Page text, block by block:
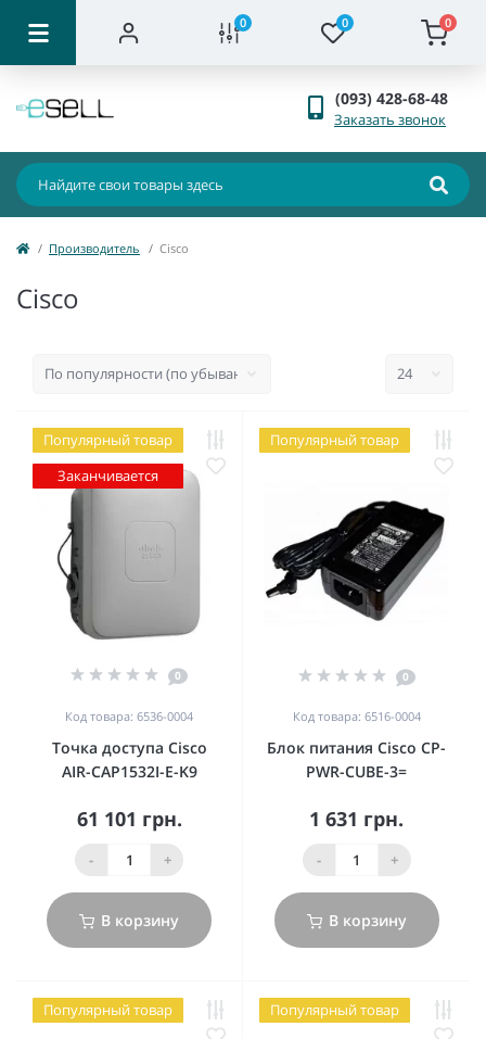
0 0 0
(093) 428-68-48
Заказать звонок
Производитель Cisco
Cisco
Популярный товар
Заканчивается
0
Код товара: 6536-0004
Точка доступа Cisco
AIR-CAP1532I-E-K9
61 101 грн.
- +
В корзину
Популярный товар
0
Код товара: 6516-0004
Блок питания Cisco CP-
PWR-CUBE-3=
1 631 грн.
- +
В корзину
Популярный товар Популярный товар